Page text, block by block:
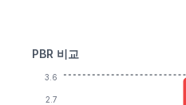
PBR 비교
2.7
3.6